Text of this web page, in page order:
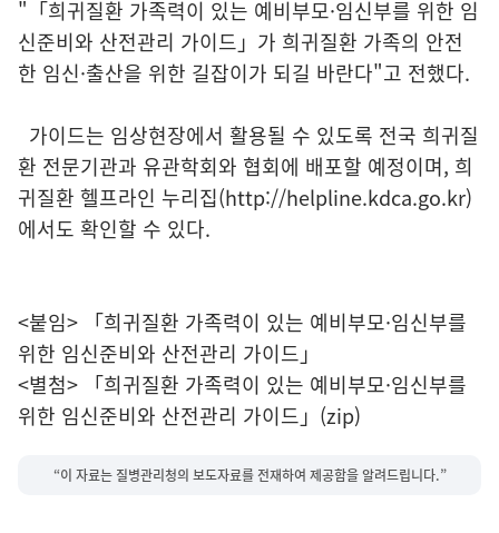
"「희귀질환 가족력이 있는 예비부모·임신부를 위한 임
신준비와 산전관리 가이드」가 희귀질환 가족의 안전
한 임신·출산을 위한 길잡이가 되길 바란다"고 전했다.
가이드는 임상현장에서 활용될 수 있도록 전국 희귀질
환 전문기관과 유관학회와 협회에 배포할 예정이며, 희
귀질환 헬프라인 누리집(http://helpline.kdca.go.kr)
에서도 확인할 수 있다.
<붙임> 「희귀질환 가족력이 있는 예비부모·임신부를
위한 임신준비와 산전관리 가이드」
<별첨> 「희귀질환 가족력이 있는 예비부모·임신부를
위한 임신준비와 산전관리 가이드」(zip)
“이 자료는 질병관리청의 보도자료를 전재하여 제공함을 알려드립니다.”